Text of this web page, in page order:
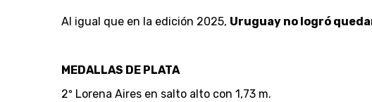
Al igual que en la edición 2025, Uruguay no logró
MEDALLAS DE PLATA
2º Lorena Aires en salto alto con 1,73 m.